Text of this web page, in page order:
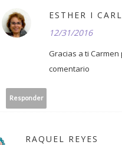
ESTHER I
12/31/2016
Gracias a ti Carmen
comentario
Responder
RAQUEL REYES